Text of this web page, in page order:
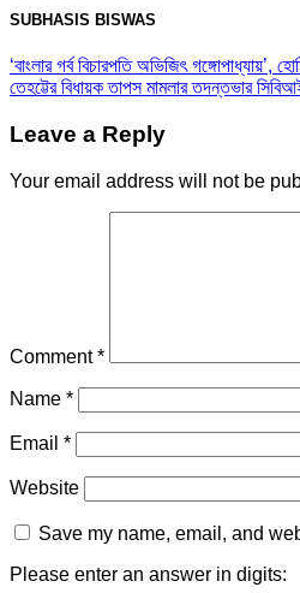
SUBHASIS BISWAS
‘বাংলার গর্ব বিচারপতি অভিজিৎ গঙ্গোপাধ্যায়’,
তেহট্টের বিধায়ক তাপস মামলার তদন্তভার
Leave a Reply
Your email address will not be
Comment*
Name *
Email *
Website
Save my name, email, and
Please enter an answer in digits: